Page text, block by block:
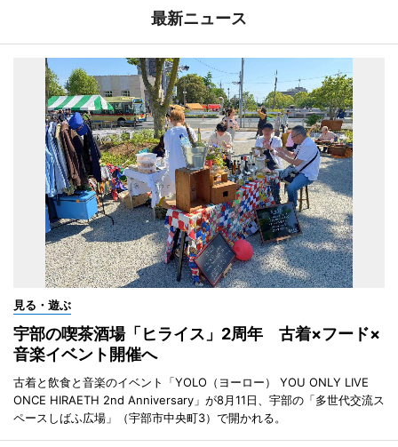
最新ニュース
見る・遊ぶ
宇部の喫茶酒場「ヒライス」2周年 古着×フード×
音楽イベント開催へ
古着と飲食と音楽のイベント「YOLO（ヨーロー） YOU ONLY LIVE
ONCE HIRAETH 2nd Anniversary」が8月11日、宇部の「多世代交流ス
ペースしばふ広場」（宇部市中央町3）で開かれる。